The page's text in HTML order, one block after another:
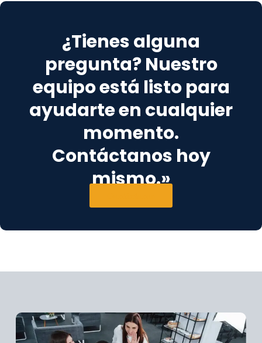
¿Tienes alguna
pregunta? Nuestro
equipo está listo para
ayudarte en cualquier
momento.
Contáctanos hoy
mismo.»